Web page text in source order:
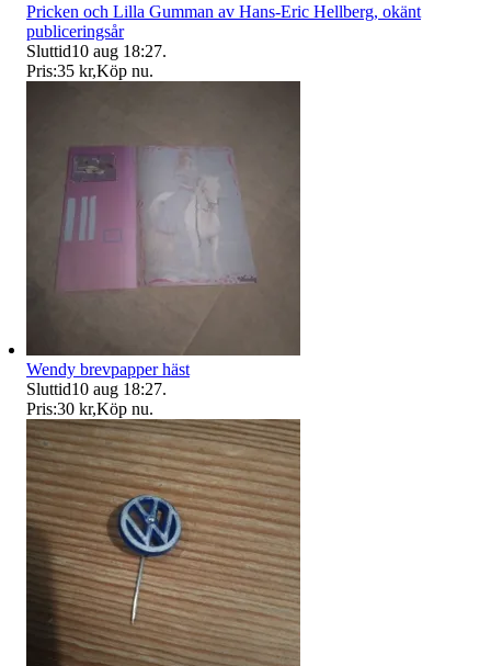
Pricken och Lilla Gumman av Hans-Eric Hellberg, okänt
publiceringsår
Sluttid10 aug 18:27.
Pris:35 kr,Köp nu.
Wendy brevpapper häst
Sluttid10 aug 18:27.
Pris:30 kr,Köp nu.